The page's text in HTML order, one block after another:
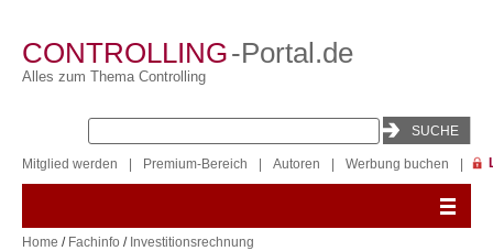
CONTROLLING-Portal.de
Alles zum Thema Controlling
Mitglied werden Premium-Bereich Autoren Werbung buchen
Home / Fachinfo / Investitionsrechnung